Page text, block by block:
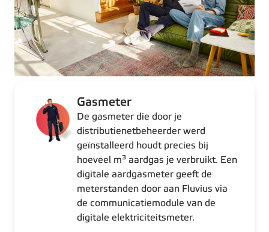
Gasmeter
De gasmeter die door je
distributienetbeheerder werd
geïnstalleerd houdt precies bij
hoeveel m³ aardgas je verbruikt. Een
digitale aardgasmeter geeft de
meterstanden door aan Fluvius via
de communicatiemodule van de
digitale elektriciteitsmeter.